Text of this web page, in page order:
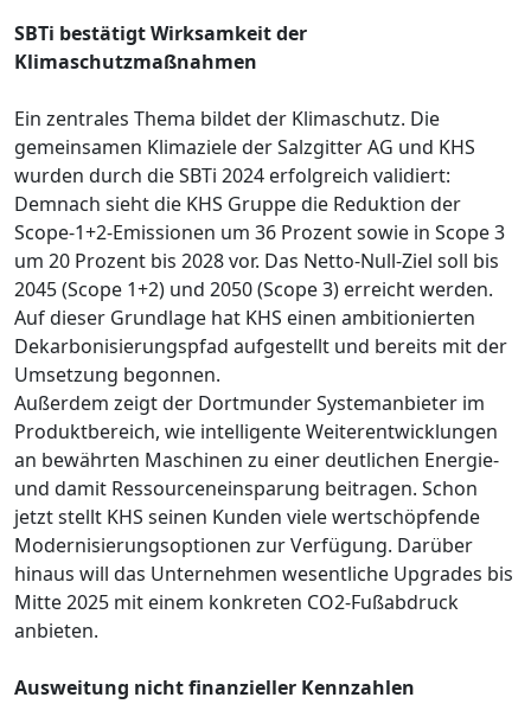
SBTi bestätigt Wirksamkeit der
Klimaschutzmaßnahmen
Ein zentrales Thema bildet der Klimaschutz. Die
gemeinsamen Klimaziele der Salzgitter AG und KHS
wurden durch die SBTi 2024 erfolgreich validiert:
Demnach sieht die KHS Gruppe die Reduktion der
Scope-1+2-Emissionen um 36 Prozent sowie in Scope 3
um 20 Prozent bis 2028 vor. Das Netto-Null-Ziel soll bis
2045 (Scope 1+2) und 2050 (Scope 3) erreicht werden.
Auf dieser Grundlage hat KHS einen ambitionierten
Dekarbonisierungspfad aufgestellt und bereits mit der
Umsetzung begonnen.
Außerdem zeigt der Dortmunder Systemanbieter im
Produktbereich, wie intelligente Weiterentwicklungen
an bewährten Maschinen zu einer deutlichen Energie-
und damit Ressourceneinsparung beitragen. Schon
jetzt stellt KHS seinen Kunden viele wertschöpfende
Modernisierungsoptionen zur Verfügung. Darüber
hinaus will das Unternehmen wesentliche Upgrades bis
Mitte 2025 mit einem konkreten CO2-Fußabdruck
anbieten.
Ausweitung nicht finanzieller Kennzahlen